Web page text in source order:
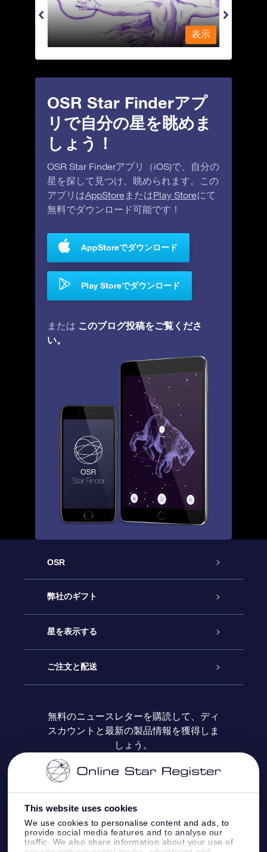
This website uses cookies
We use cookies to personalise content and ads, to
provide social media features and to analyse our
traffic. We also share information about your use of
表示
OSR Star Finderアプ
リで自分の星を眺めま
しょう！
OSR Star Finderアプリ（iOS)で、自分の
星を探して見つけ、眺められます。この
アプリはAppStore またはPlay Storeにて
無料でダウンロード可能です！
AppStoreでダウンロード
Play Storeでダウンロード
または このブログ投稿をご覧くださ
い。
OSR
カスタマーサービス
お問い合わせ
ブログ
レビュー
弊社のギフト
Online Starギフト
OSRギフトパック
OSR ギフトカード
法人ギフト
星を表示する
星の登録
カスタマイズされたStar Page
One Million Stars
OSR Starsaver
星間飛行VRアプリ
ご注文と配送
お支払いに関する情報
配送に関する情報
返品ポリシ
星座
無料のニュースレターを購読して、ディ
スカウントと最新の製品情報を獲得しま
しょう。